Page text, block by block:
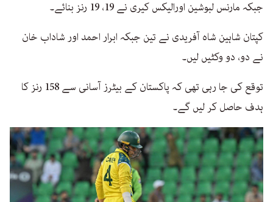
جبکہ مارنس لبوشین اورالیکس کیری نے 19، 19 رنز بنائے۔
کپتان شاہین شاہ آفریدی نے تین جبکہ ابرار احمد اور شاداب خان
نے دو، دو وکٹیں لیں۔
توقع کی جا رہی تھی کہ پاکستان کے بیٹرز آسانی سے 158 رنز کا
ہدف حاصل کر لیں گے۔